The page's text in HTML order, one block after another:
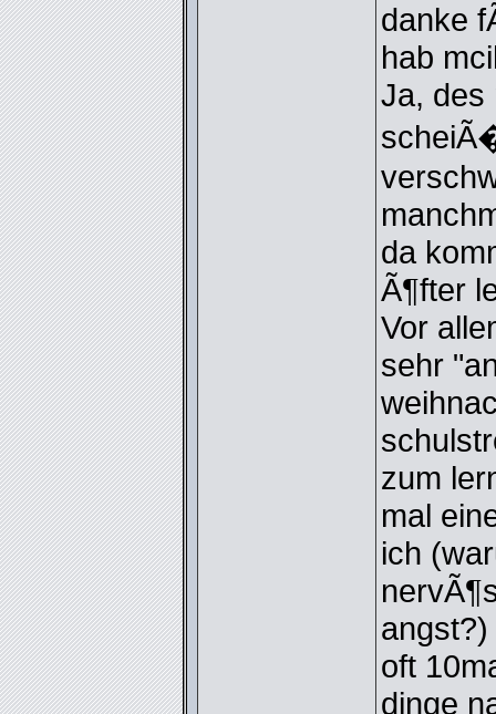
danke
hab
Ja, des
da
Ã¶fter
Vor
sehr
zum
mal
ich
oft
dinge